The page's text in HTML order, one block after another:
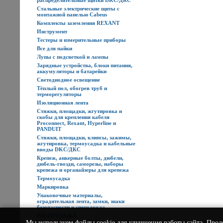
Стальные электрические щиты с
монтажной панелью Cabeus
Комплекты заземления REXANT
Инструмент
Тестеры и измерительные приборы
Все для пайки
Лупы с подсветкой и лампы
Зарядные устройства, блоки питания,
аккумуляторы и батарейки
Светодиодное освещение
Тёплый пол, обогрев труб и
терморегуляторы
Изоляционная лента
Стяжки, площадки, жгутировка и
скобы для крепления кабеля
Proconnect, Rexant, Hyperline и
PANDUIT
Стяжки, площадки, клипсы, зажимы,
жгутировка, термоусадка и кабельные
вводы DKC/ДКС
Крепеж, анкерные болты, дюбели,
дюбель-гвозди, саморезы, наборы
крепежа и органайзеры для крепежа
Термоусадка
Маркировка
Упаковочные материалы,
оградительная лента, замки, знаки
безопасности и спецодежда